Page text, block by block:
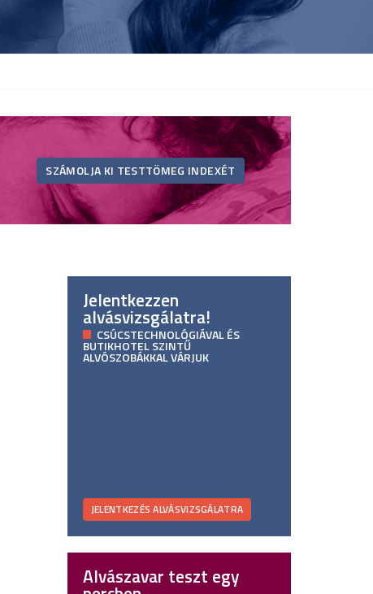
SZÁMOLJA KI TESTTÖMEG INDEXÉT
Jelentkezzen
alvásvizsgálatra!
CSÚCSTECHNOLÓGIÁVAL ÉS
BUTIKHOTEL SZINTŰ
ALVÓSZOBÁKKAL VÁRJUK
JELENTKEZÉS ALVÁSVIZSGÁLATRA
Alvászavar teszt egy